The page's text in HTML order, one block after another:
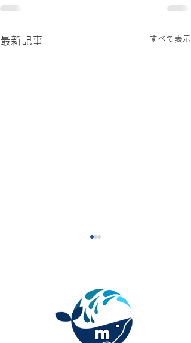
最新記事 すべて表示
眼瞼下垂の新たな選択肢